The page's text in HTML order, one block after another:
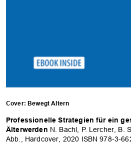
Cover: Bewegt Altern
Professionelle Strategien für ein
Älterwerden N. Bachl, P. Lercher, B.
Abb., Hardcover, 2020 ISBN 978-3-